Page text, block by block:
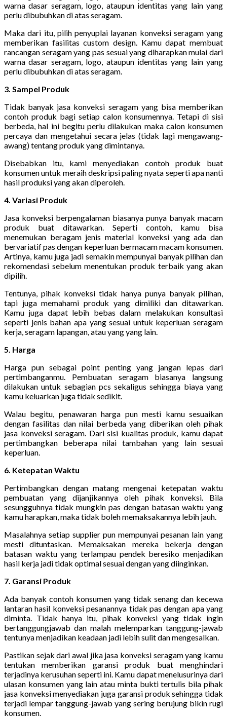
warna dasar seragam, logo, ataupun identitas yang lain yang
perlu dibubuhkan di atas seragam.
Maka dari itu, pilih penyuplai layanan konveksi seragam yang
memberikan fasilitas custom design. Kamu dapat membuat
rancangan seragam yang pas sesuai yang diharapkan mulai dari
warna dasar seragam, logo, ataupun identitas yang lain yang
perlu dibubuhkan di atas seragam.
3. Sampel Produk
Tidak banyak jasa konveksi seragam yang bisa memberikan
contoh produk bagi setiap calon konsumennya. Tetapi di sisi
berbeda, hal ini begitu perlu dilakukan maka calon konsumen
percaya dan mengetahui secara jelas (tidak lagi mengawang-
awang) tentang produk yang dimintanya.
Disebabkan itu, kami menyediakan contoh produk buat
konsumen untuk meraih deskripsi paling nyata seperti apa nanti
hasil produksi yang akan diperoleh.
4. Variasi Produk
Jasa konveksi berpengalaman biasanya punya banyak macam
produk buat ditawarkan. Seperti contoh, kamu bisa
menemukan beragam jenis material konveksi yang ada dan
bervariatif pas dengan keperluan bermacam macam konsumen.
Artinya, kamu juga jadi semakin mempunyai banyak pilihan dan
rekomendasi sebelum menentukan produk terbaik yang akan
dipilih.
Tentunya, pihak konveksi tidak hanya punya banyak pilihan,
tapi juga memahami produk yang dimiliki dan ditawarkan.
Kamu juga dapat lebih bebas dalam melakukan konsultasi
seperti jenis bahan apa yang sesuai untuk keperluan seragam
kerja, seragam lapangan, atau yang yang lain.
5. Harga
Harga pun sebagai point penting yang jangan lepas dari
pertimbanganmu. Pembuatan seragam biasanya langsung
dilakukan untuk sebagian pcs sekaligus sehingga biaya yang
kamu keluarkan juga tidak sedikit.
Walau begitu, penawaran harga pun mesti kamu sesuaikan
dengan fasilitas dan nilai berbeda yang diberikan oleh pihak
jasa konveksi seragam. Dari sisi kualitas produk, kamu dapat
pertimbangkan beberapa nilai tambahan yang lain sesuai
keperluan.
6. Ketepatan Waktu
Pertimbangkan dengan matang mengenai ketepatan waktu
pembuatan yang dijanjikannya oleh pihak konveksi. Bila
sesungguhnya tidak mungkin pas dengan batasan waktu yang
kamu harapkan, maka tidak boleh memaksakannya lebih jauh.
Masalahnya setiap supplier pun mempunyai pesanan lain yang
mesti dituntaskan. Memaksakan mereka bekerja dengan
batasan waktu yang terlampau pendek beresiko menjadikan
hasil kerja jadi tidak optimal sesuai dengan yang diinginkan.
7. Garansi Produk
Ada banyak contoh konsumen yang tidak senang dan kecewa
lantaran hasil konveksi pesanannya tidak pas dengan apa yang
diminta. Tidak hanya itu, pihak konveksi yang tidak ingin
bertanggungjawab dan malah melemparkan tanggung-jawab
tentunya menjadikan keadaan jadi lebih sulit dan mengesalkan.
Pastikan sejak dari awal jika jasa konveksi seragam yang kamu
tentukan memberikan garansi produk buat menghindari
terjadinya kerusuhan seperti ini. Kamu dapat menelusurinya dari
ulasan konsumen yang lain atau minta bukti tertulis bila pihak
jasa konveksi menyediakan juga garansi produk sehingga tidak
terjadi lempar tanggung-jawab yang sering berujung bikin rugi
konsumen.